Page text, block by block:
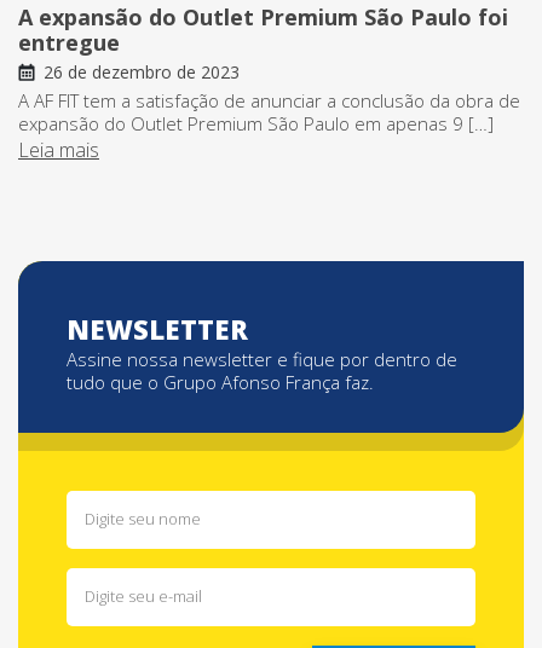
A expansão do Outlet Premium São Paulo foi
entregue
26 de dezembro de 2023
A AF FIT tem a satisfação de anunciar a conclusão da obra de
expansão do Outlet Premium São Paulo em apenas 9 […]
Leia mais
NEWSLETTER
Assine nossa newsletter e fique por dentro de
tudo que o Grupo Afonso França faz.